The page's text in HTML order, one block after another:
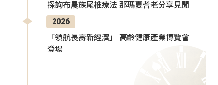
探詢布農族尾椎療法 那瑪夏耆老分享見聞
2026
「領航長壽新經濟」 高齡健康產業博覽會
登場